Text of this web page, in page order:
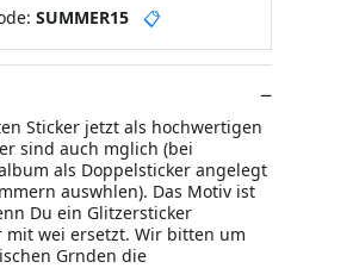
SUMMER15 📋
Sticker jetzt als hochwertigen
sind auch mglich (bei
als Doppelsticker angelegt
auswhlen). Das Motiv ist
Du ein Glitzersticker
wei ersetzt. Wir bitten um
Grnden die